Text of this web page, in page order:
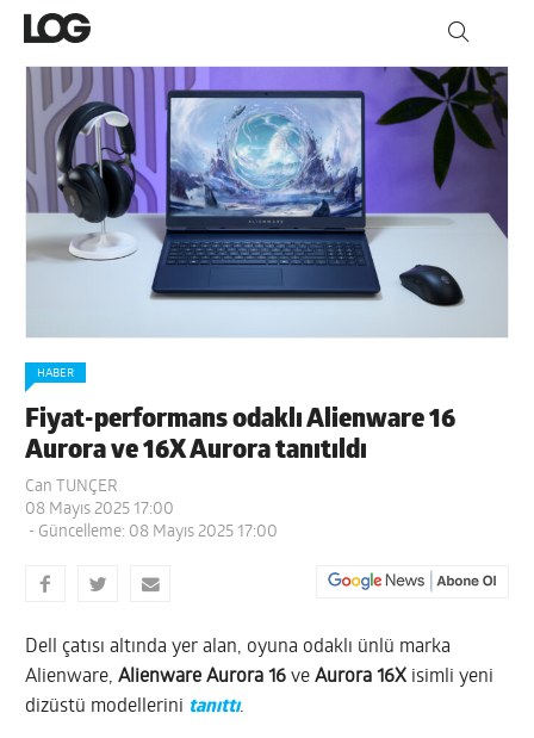
HABER
Fiyat-performans odaklı Alienware 16
Aurora ve 16X Aurora tanıtıldı
Can TUNÇER
08 Mayıs 2025 17:00
- Güncelleme: 08 Mayıs 2025 17:00
Dell çatısı altında yer alan, oyuna odaklı ünlü marka
Alienware,Alienware Aurora 16 veAurora 16X isimli yeni
dizüstü modellerini tanıttı.